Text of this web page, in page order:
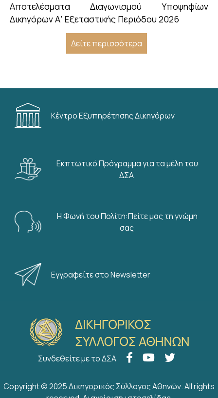
Αποτελέσματα Διαγωνισμού Υποψηφίων
Δικηγόρων Α’ Εξεταστικής Περιόδου 2026
Δείτε περισσότερα
Κέντρο Εξυπηρέτησης Δικηγόρων
Εκπτωτικό Πρόγραμμα για τα μέλη του
ΔΣΑ
Η Φωνή του Πολίτη:Πείτε μας τη γνώμη
σας
Εγγραφείτε στο Newsletter
Συνδεθείτε με το ΔΣΑ
Copyright © 2025 Δικηγορικός Σύλλογος Αθηνών. All rights